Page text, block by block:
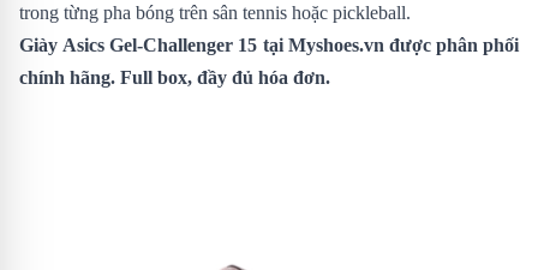
trong từng pha bóng trên sân tennis hoặc pickleball.
Giày Asics Gel-Challenger 15 tại Myshoes.vn được phân phối
chính hãng. Full box, đầy đủ hóa đơn.